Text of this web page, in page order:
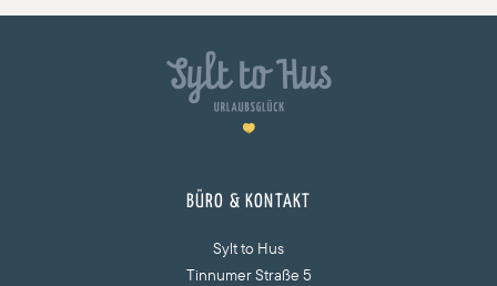
BÜRO & KONTAKT
Sylt to Hus
Tinnumer Straße 5